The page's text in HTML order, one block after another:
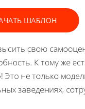
ШАБЛОН
свою
К тому же
Это не только
заведениях,